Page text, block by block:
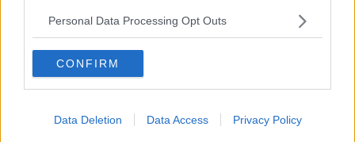
Personal Data Processing Opt Outs
CONFIRM
Data Deletion Data Access Privacy Policy
Nuova sede dello Spi Cgil, il sindacato pensionati
Stella Michelin ad un altro ristorante aretino
Altri 8 comuni aretini accendono i termosifoni
Ecco i requisiti necessari per le case popolari